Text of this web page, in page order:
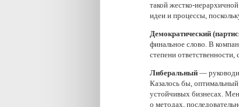
такой жестко-
идеи и процессы,
Демократический
финальное слово. В
степени
Либеральный —
Казалось бы,
устойчивых бизнесах.
о методах,